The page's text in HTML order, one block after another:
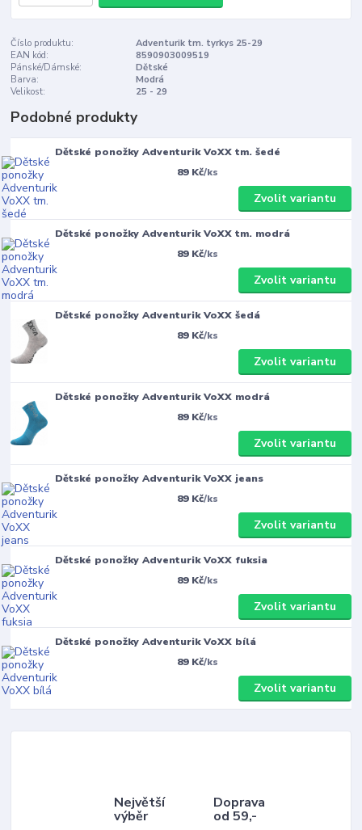
Číslo produktu:
Adventurik tm. tyrkys 25-29
EAN kód:
8590903009519
Pánské/Dámské:
Dětské
Barva:
Modrá
Velikost:
25 - 29
Podobné produkty
Dětské ponožky Adventurik VoXX tm. šedé
89 Kč/ks
Zvolit variantu
Dětské ponožky Adventurik VoXX tm. modrá
89 Kč/ks
Zvolit variantu
Dětské ponožky Adventurik VoXX šedá
89 Kč/ks
Zvolit variantu
Dětské ponožky Adventurik VoXX modrá
89 Kč/ks
Zvolit variantu
Dětské ponožky Adventurik VoXX jeans
89 Kč/ks
Zvolit variantu
Dětské ponožky Adventurik VoXX fuksia
89 Kč/ks
Zvolit variantu
Dětské ponožky Adventurik VoXX bílá
89 Kč/ks
Zvolit variantu
Největší
výběr
Doprava
od 59,-